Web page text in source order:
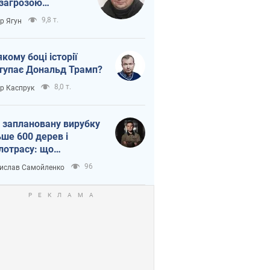
логістика
Ягун 9,8 т.
боці історії
Дональд Трамп?
Каспрук 8,0 т.
вирубку
600 дерев і
що
на Теремках
Самойленко 96